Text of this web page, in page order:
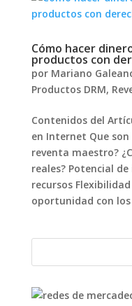
Cómo hacer
productos con
por Mariano
Productos DRM,
Contenidos del
en Internet Que
reventa maestro?
reales? Potencial
recursos
oportunidad con